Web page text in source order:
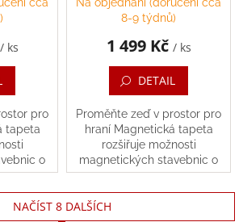
cca
/ ks
pro
tapeta
o
je
nalepit
Na objednání (doručení cca
8-9 týdnů)
1 499 Kč / ks
DETAIL
Proměňte zeď v prostor pro
hraní Magnetická tapeta
rozšiřuje možnosti
magnetických stavebnic o
vertikální stavění. Instalace je
jednoduchá, stačí ji nalepit
na zeď, čímž pro...
NAČÍST 8 DALŠÍCH